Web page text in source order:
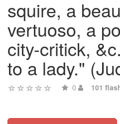
squire, a
vertuoso, a
city-critick,
to a lady."
0 101